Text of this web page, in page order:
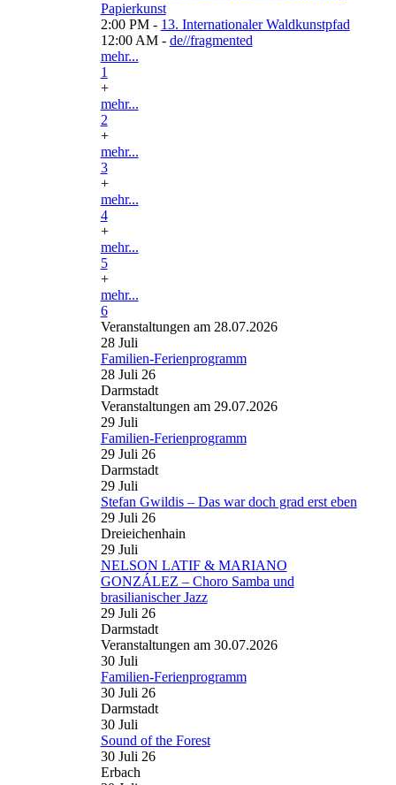
Papierkunst
2:00 PM - 13. Internationaler Waldkunstpfad
12:00 AM - de//fragmented
mehr...
1
+
mehr...
2
+
mehr...
3
+
mehr...
4
+
mehr...
5
+
mehr...
6
Veranstaltungen am 28.07.2026
28 Juli
Familien-Ferienprogramm
28 Juli 26
Darmstadt
Veranstaltungen am 29.07.2026
29 Juli
Familien-Ferienprogramm
29 Juli 26
Darmstadt
29 Juli
Stefan Gwildis – Das war doch grad erst eben
29 Juli 26
Dreieichenhain
29 Juli
NELSON LATIF & MARIANO
GONZÁLEZ – Choro Samba und
brasilianischer Jazz
29 Juli 26
Darmstadt
Veranstaltungen am 30.07.2026
30 Juli
Familien-Ferienprogramm
30 Juli 26
Darmstadt
30 Juli
Sound of the Forest
30 Juli 26
Erbach